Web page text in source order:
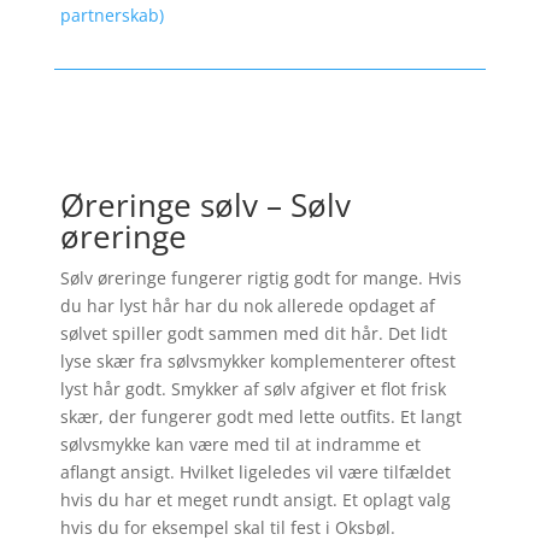
partnerskab)
Øreringe sølv – Sølv
øreringe
Sølv øreringe fungerer rigtig godt for mange. Hvis
du har lyst hår har du nok allerede opdaget af
sølvet spiller godt sammen med dit hår. Det lidt
lyse skær fra sølvsmykker komplementerer oftest
lyst hår godt. Smykker af sølv afgiver et flot frisk
skær, der fungerer godt med lette outfits. Et langt
sølvsmykke kan være med til at indramme et
aflangt ansigt. Hvilket ligeledes vil være tilfældet
hvis du har et meget rundt ansigt. Et oplagt valg
hvis du for eksempel skal til fest i Oksbøl.